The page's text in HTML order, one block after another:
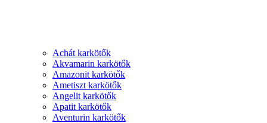
Achát karkötők
Akvamarin karkötők
Amazonit karkötők
Ametiszt karkötők
Angelit karkötők
Apatit karkötők
Aventurin karkötők